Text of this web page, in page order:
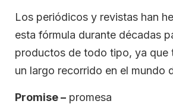
Los periódicos y revistas han
esta fórmula durante décadas
productos de todo tipo, ya que
un largo recorrido en el mundo
Promise – promesa